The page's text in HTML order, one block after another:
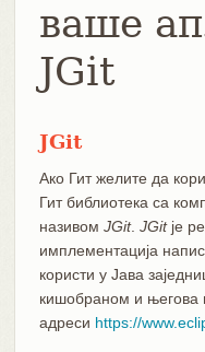
ваше
JGit
JGit
Ако Гит желите да
Гит библиотека са
називом JGit. JGitје
имплементација
користи у Јава
кишобраном и његова
адреси https://